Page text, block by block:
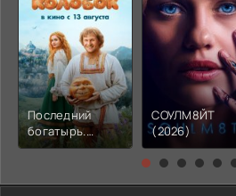
Последний
богатырь.
Колобок (2026)
СОУЛМ8ЙТ
(2026)